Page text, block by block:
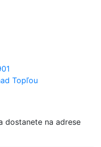
Topľou
dostanete na adrese